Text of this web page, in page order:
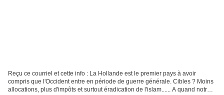
Reçu ce courriel et cette info : La Hollande est le premier pays à avoir
compris que l'Occident entre en période de guerre générale. Cibles ? Moins
allocations, plus d'impôts et surtout éradication de l'islam...... A quand notre